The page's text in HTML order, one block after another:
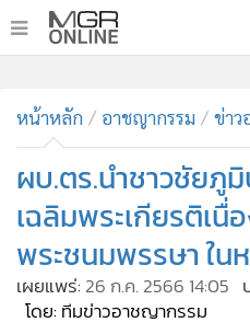
• ทันเหตุการณ์
• ภาคใต้
• ภูมิภาค
• Online Section
• บันเทิง
• ผู้จัดการรายวัน
คอลัมนิสต์
หน้าหลัก อาชญากรรม ข่าว
ผบ.ตร.นำชาวชัยภู
เฉลิมพระเกียรติเนื่
พระชนมพรรษา ใน
เผยแพร่: 26 ก.ค. 2566 14:05
โดย: ทีมข่าวอาชญากรรม